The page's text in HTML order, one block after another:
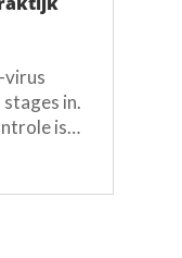
virus
in.
is
is een